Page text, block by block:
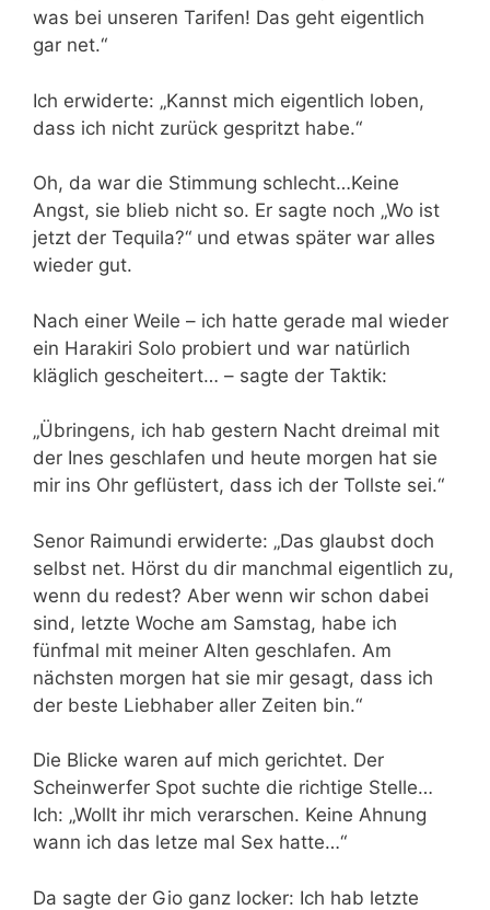
was bei unseren Tarifen! Das geht eigentlich
gar net.“
Ich erwiderte: „Kannst mich eigentlich loben,
dass ich nicht zurück gespritzt habe.“
Oh, da war die Stimmung schlecht…Keine
Angst, sie blieb nicht so. Er sagte noch „Wo ist
jetzt der Tequila?“ und etwas später war alles
wieder gut.
Nach einer Weile – ich hatte gerade mal wieder
ein Harakiri Solo probiert und war natürlich
kläglich gescheitert… – sagte der Taktik:
„Übringens, ich hab gestern Nacht dreimal mit
der Ines geschlafen und heute morgen hat sie
mir ins Ohr geflüstert, dass ich der Tollste sei.“
Senor Raimundi erwiderte: „Das glaubst doch
selbst net. Hörst du dir manchmal eigentlich zu,
wenn du redest? Aber wenn wir schon dabei
sind, letzte Woche am Samstag, habe ich
fünfmal mit meiner Alten geschlafen. Am
nächsten morgen hat sie mir gesagt, dass ich
der beste Liebhaber aller Zeiten bin.“
Die Blicke waren auf mich gerichtet. Der
Scheinwerfer Spot suchte die richtige Stelle…
Ich: „Wollt ihr mich verarschen. Keine Ahnung
wann ich das letze mal Sex hatte…“
Da sagte der Gio ganz locker: Ich hab letzte